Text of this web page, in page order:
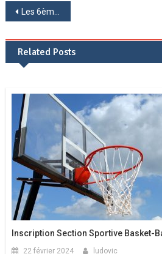
Navigation
de
l’article
Les 6èmes en sortie au musée du patrimoine de Vittel
Related Posts
Inscription Section Sportive Basket-
22 février 2024 ludovic